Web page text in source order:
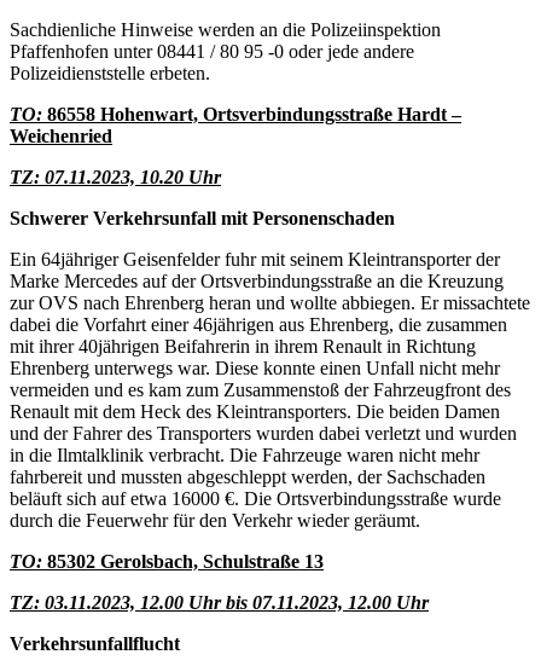
Sachdienliche Hinweise werden an die Polizeiinspektion
Pfaffenhofen unter 08441 / 80 95 -0 oder jede andere
Polizeidienststelle erbeten.
TO: 86558 Hohenwart, Ortsverbindungsstraße Hardt –
Weichenried
TZ: 07.11.2023, 10.20 Uhr
Schwerer Verkehrsunfall mit Personenschaden
Ein 64jähriger Geisenfelder fuhr mit seinem Kleintransporter der
Marke Mercedes auf der Ortsverbindungsstraße an die Kreuzung
zur OVS nach Ehrenberg heran und wollte abbiegen. Er missachtete
dabei die Vorfahrt einer 46jährigen aus Ehrenberg, die zusammen
mit ihrer 40jährigen Beifahrerin in ihrem Renault in Richtung
Ehrenberg unterwegs war. Diese konnte einen Unfall nicht mehr
vermeiden und es kam zum Zusammenstoß der Fahrzeugfront des
Renault mit dem Heck des Kleintransporters. Die beiden Damen
und der Fahrer des Transporters wurden dabei verletzt und wurden
in die Ilmtalklinik verbracht. Die Fahrzeuge waren nicht mehr
fahrbereit und mussten abgeschleppt werden, der Sachschaden
beläuft sich auf etwa 16000 €. Die Ortsverbindungsstraße wurde
durch die Feuerwehr für den Verkehr wieder geräumt.
TO: 85302 Gerolsbach, Schulstraße 13
TZ: 03.11.2023, 12.00 Uhr bis 07.11.2023, 12.00 Uhr
Verkehrsunfallflucht